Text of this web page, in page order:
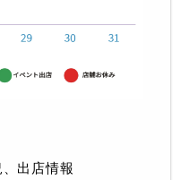
出店情報